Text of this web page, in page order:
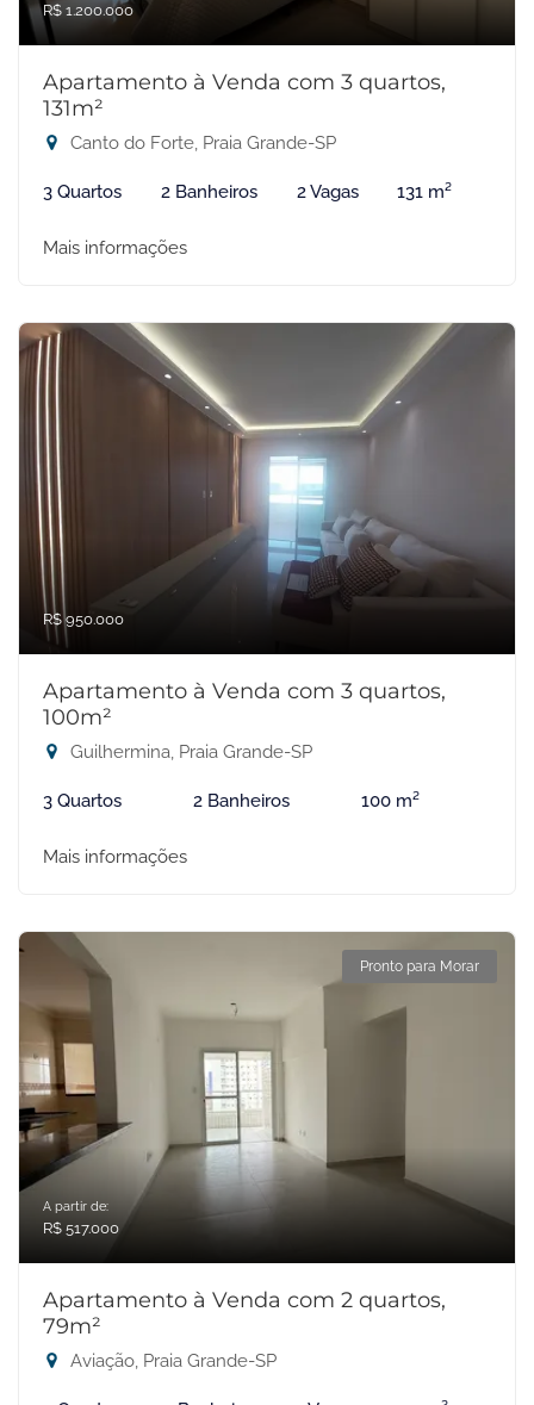
R$ 1.200.000
Apartamento à Venda com 3 quartos,
131m²
Canto do Forte, Praia Grande-SP
3 Quartos 2 Banheiros 2 Vagas 131 m²
Mais informações
R$ 950.000
Apartamento à Venda com 3 quartos,
100m²
Guilhermina, Praia Grande-SP
3 Quartos 2 Banheiros 100 m²
Mais informações
Pronto para Morar
A partir de:
R$ 517.000
Apartamento à Venda com 2 quartos,
79m²
Aviação, Praia Grande-SP